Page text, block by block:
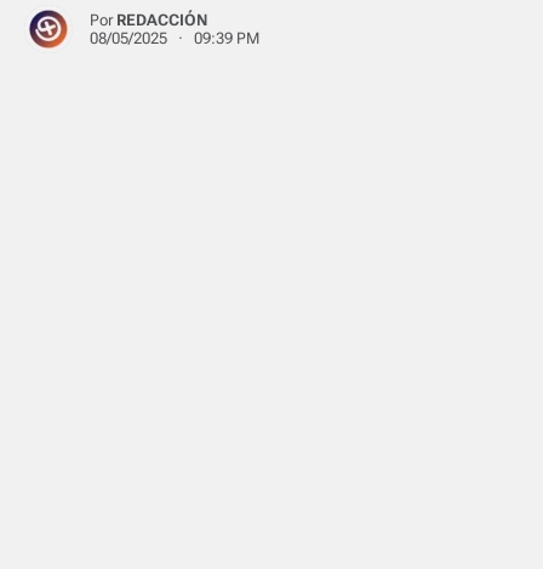
Por REDACCIÓN
08/05/2025 · 09:39 PM